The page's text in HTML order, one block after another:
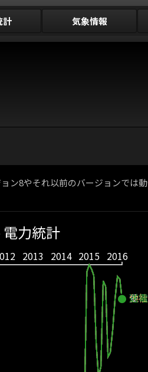
計 気象情報
8やそれ以前のバージョンでは
2013 2014 2015 2016
力統計
受電
他
送